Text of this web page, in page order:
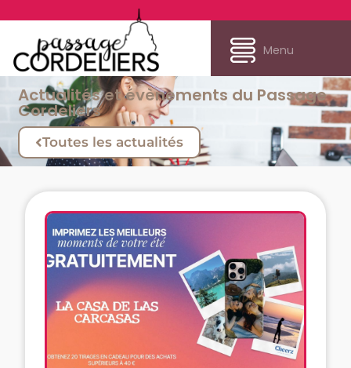
Menu
Actualités et évènements du Passage
Cordeliers
Toutes les actualités